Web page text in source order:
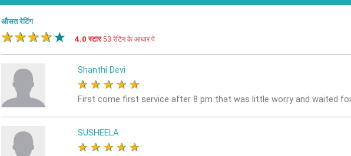
औसत रेटिंग
★★★★★ 4.0 स्टार53 रेटिंग के आधार पे
Shanthi Devi
★ ★ ★ ★ ★
First come first service after 8 pm that was little worry and waited
SUSHEELA
★ ★ ★ ★ ★